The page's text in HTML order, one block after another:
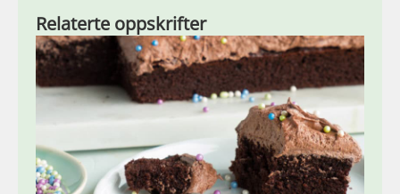
Relaterte oppskrifter